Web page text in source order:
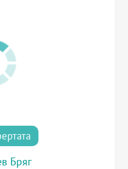
Бряг